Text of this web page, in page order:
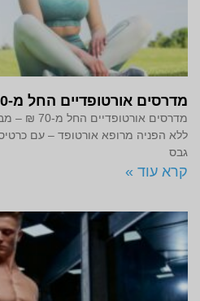
מדרסים אורטופדיים החל מ-70 ₪
מדרסים
ללא הפניה מרופא אורטופד – עם
גבס
קרא עוד »